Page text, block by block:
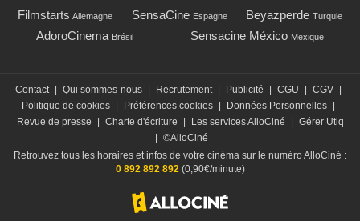
Filmstarts Allemagne SensaCine Espagne Beyazperde Turquie
AdoroCinema Brésil Sensacine México Mexique
Contact | Qui sommes-nous | Recrutement | Publicité | CGU | CGV |
Politique de cookies | Préférences cookies | Données Personnelles |
Revue de presse
| Charte d'écriture | Les services AlloCiné | Gérer Utiq
| ©AlloCiné
Retrouvez tous les horaires et infos de votre cinéma sur le numéro AlloCiné :
0 892 892 892 (0,90€/minute)